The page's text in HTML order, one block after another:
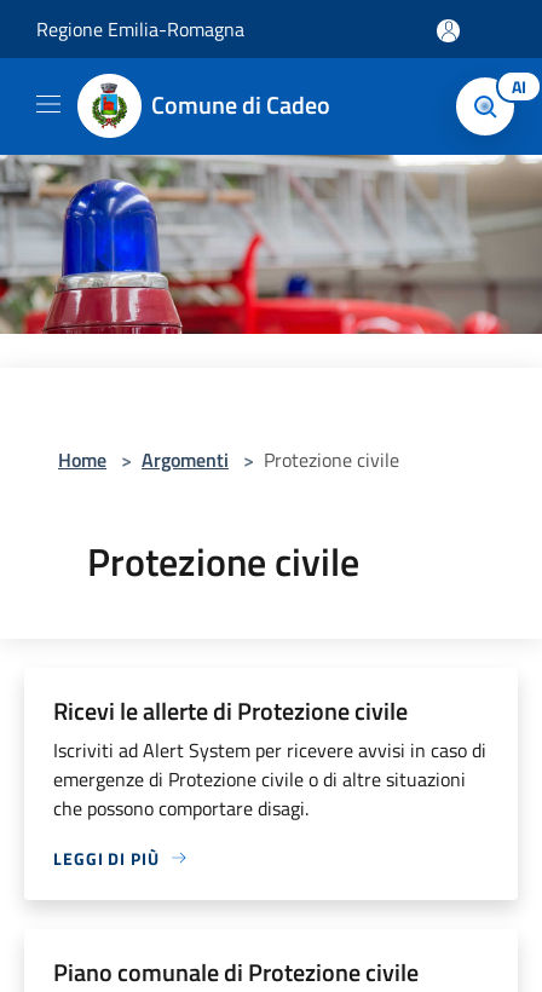
Regione Emilia-Romagna
Comune di Cadeo AI
Home > Argomenti > Protezione civile
Protezione civile
Ricevi le allerte di Protezione civile
Iscriviti ad Alert System per ricevere avvisi in caso di
emergenze di Protezione civile o di altre situazioni
che possono comportare disagi.
LEGGI DI PIÙ
Piano comunale di Protezione civile